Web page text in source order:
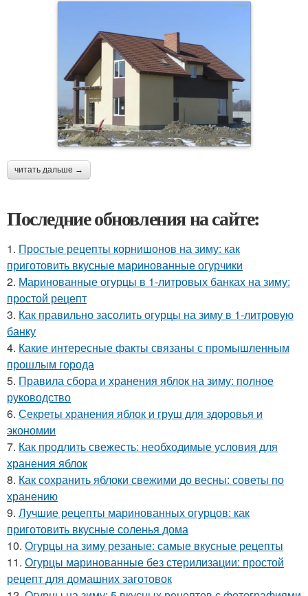
читать дальше →
Последние обновления на сайте:
1. Простые рецепты корнишонов на зиму: как
приготовить вкусные маринованные огурчики
2. Маринованные огурцы в 1-литровых банках на зиму:
простой рецепт
3. Как правильно засолить огурцы на зиму в 1-литровую
банку
4. Какие интересные факты связаны с промышленным
прошлым города
5. Правила сбора и хранения яблок на зиму: полное
руководство
6. Секреты хранения яблок и груш для здоровья и
экономии
7. Как продлить свежесть: необходимые условия для
хранения яблок
8. Как сохранить яблоки свежими до весны: советы по
хранению
9. Лучшие рецепты маринованных огурцов: как
приготовить вкусные соленья дома
10. Огурцы на зиму резаные: самые вкусные рецепты
11. Огурцы маринованные без стерилизации: простой
рецепт для домашних заготовок